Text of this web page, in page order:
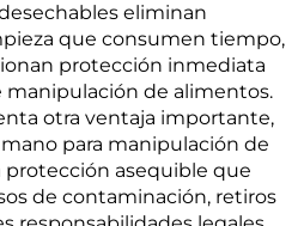
eliminan
que consumen tiempo,
protección inmediata
manipulación de alimentos.
otra ventaja importante,
para manipulación de
asequible que
de contaminación, retiros